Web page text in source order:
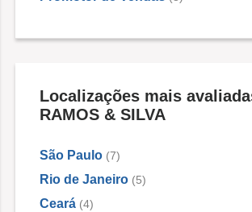
Localizações mais
RAMOS & SILVA
São Paulo (7)
Rio de Janeiro (5)
Ceará (4)